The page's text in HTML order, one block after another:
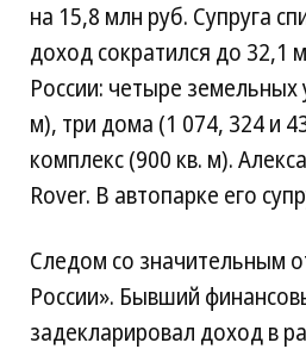
на 15,8 млн руб. Супруга
доход сократился до 32,1
России: четыре земельных
м), три дома (1 074, 324 и
комплекс (900 кв. м).
Rover. В автопарке его
Следом со значительным
России». Бывший
задекларировал доход в